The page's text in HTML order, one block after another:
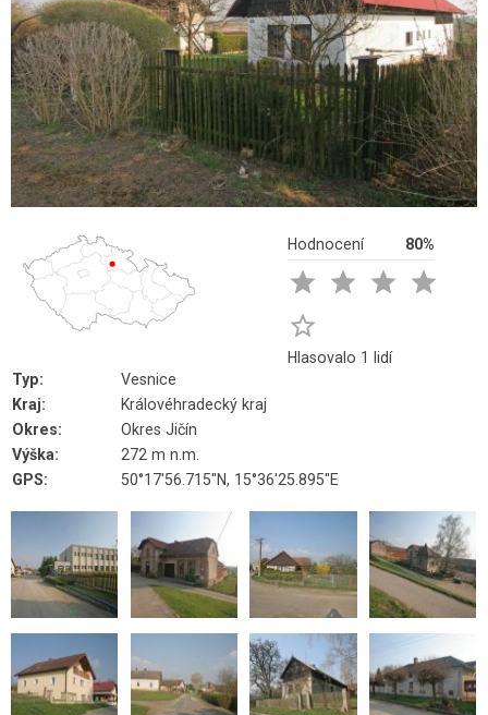
Hodnocení 80%
   

Hlasovalo 1 lidí
Typ:
Vesnice
Kraj:
Královéhradecký kraj
Okres:
Okres Jičín
Výška:
272 m n.m.
GPS:
50°17'56.715"N, 15°36'25.895"E